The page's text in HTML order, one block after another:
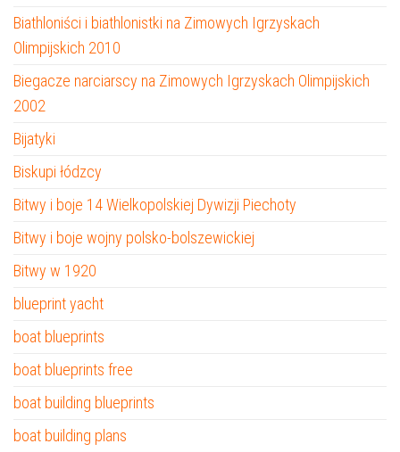
Biathloniści i biathlonistki na Zimowych Igrzyskach
Olimpijskich 2010
Biegacze narciarscy na Zimowych Igrzyskach Olimpijskich
2002
Bijatyki
Biskupi łódzcy
Bitwy i boje 14 Wielkopolskiej Dywizji Piechoty
Bitwy i boje wojny polsko-bolszewickiej
Bitwy w 1920
blueprint yacht
boat blueprints
boat blueprints free
boat building blueprints
boat building plans